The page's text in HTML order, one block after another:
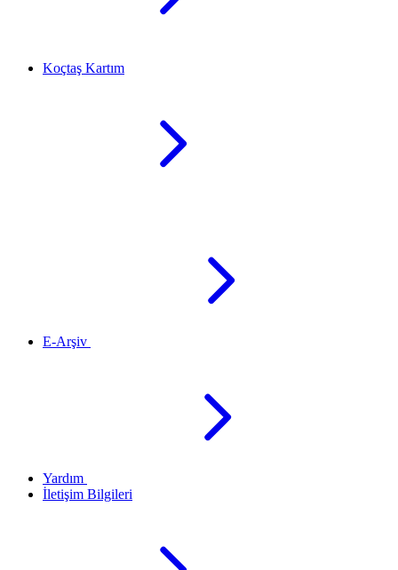
Koçtaş Kartım
E-Arşiv
Yardım
İletişim Bilgileri